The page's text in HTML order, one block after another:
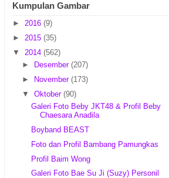
Kumpulan Gambar
► 2016 (9)
► 2015 (35)
▼ 2014 (562)
►
Desember (207)
►
November (173)
▼ Oktober (90)
Galeri Foto Beby JKT48 & Profil Beby
Chaesara Anadila
Boyband BEAST
Foto dan Profil Bambang Pamungkas
Profil Baim Wong
Galeri Foto Bae Su Ji (Suzy) Personil